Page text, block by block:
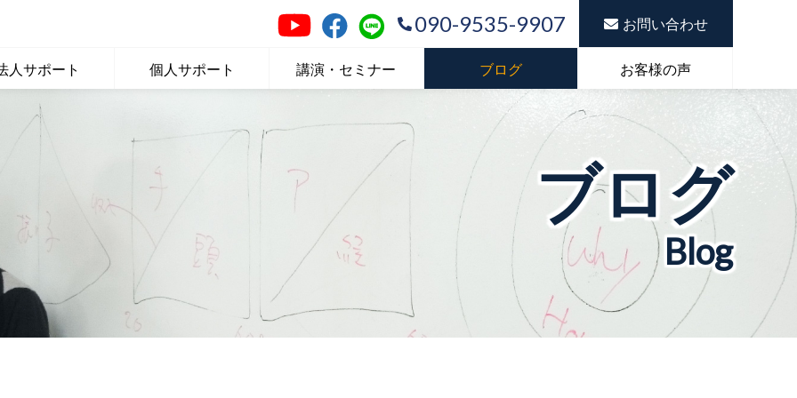
人サポート 個人サポート 講演・セミナー ブログ お客様の声
お問い合わせ
090-9535-9907
ブログ
Blog